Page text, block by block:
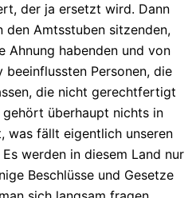
der ja ersetzt wird. Dann
den Amtsstuben sitzenden,
Ahnung habenden und von
Personen, die
die nicht gerechtfertigt
gehört überhaupt nichts in
was fällt eigentlich unseren
werden in diesem Land nur
Beschlüsse und Gesetze